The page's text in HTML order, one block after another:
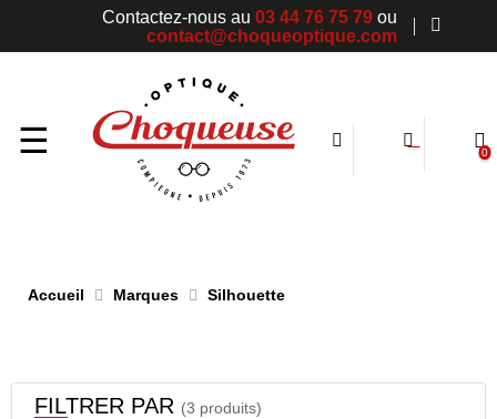
Contactez-nous au03 44 76 75 79 ou
contact@choqueoptique.com
Basculer
navigation
☰ 0
Accueil Marques Silhouette
FILTRER PAR (3 produits)